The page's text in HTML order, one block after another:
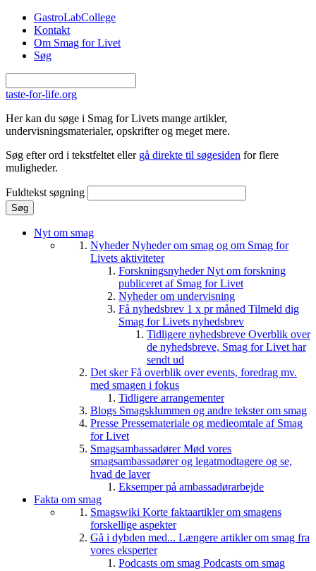
Gå til hovedindhold
GastroLabCollege
Kontakt
Om Smag for Livet
Søg
taste-for-life.org
Her kan du søge i Smag for Livets mange artikler,
undervisningsmaterialer, opskrifter og meget mere.
Søg efter ord i tekstfeltet eller gå direkte til søgesiden for flere
muligheder.
Fuldtekst søgning
Nyt om smag
NyhederNyheder om smag og om Smag for
Livets aktiviteter
ForskningsnyhederNyt om forskning
publiceret af Smag for Livet
Nyheder om undervisning
Få nyhedsbrev 1 x pr måned Tilmeld dig
Smag for Livets nyhedsbrev
Tidligere nyhedsbreve Overblik over
de nyhedsbreve, Smag for Livet har
sendt ud
Det skerFå overblik over events, foredrag mv.
med smagen i fokus
Tidligere arrangementer
Blogs Smagsklummen og andre tekster om smag
Presse Pressemateriale og medieomtale af Smag
for Livet
SmagsambassadørerMød vores
smagsambassadører og legatmodtagere og se,
hvad de laver
Eksemper på ambassadørarbejde
Fakta om smag
Smagswiki Korte faktaartikler om smagens
forskellige aspekter
Gå i dybden med... Længere artikler om smag fra
vores eksperter
Podcasts om smag Podcasts om smag